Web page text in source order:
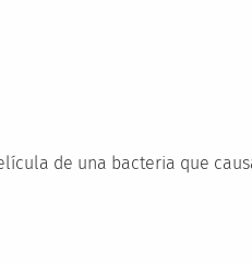
de una bacteria que